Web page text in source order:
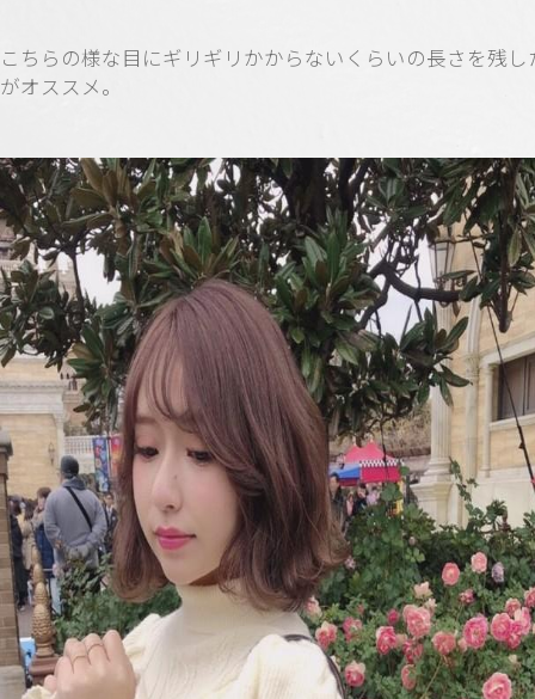
こちらの様な目にギリギリかからないくらいの長さを残し
がオススメ。